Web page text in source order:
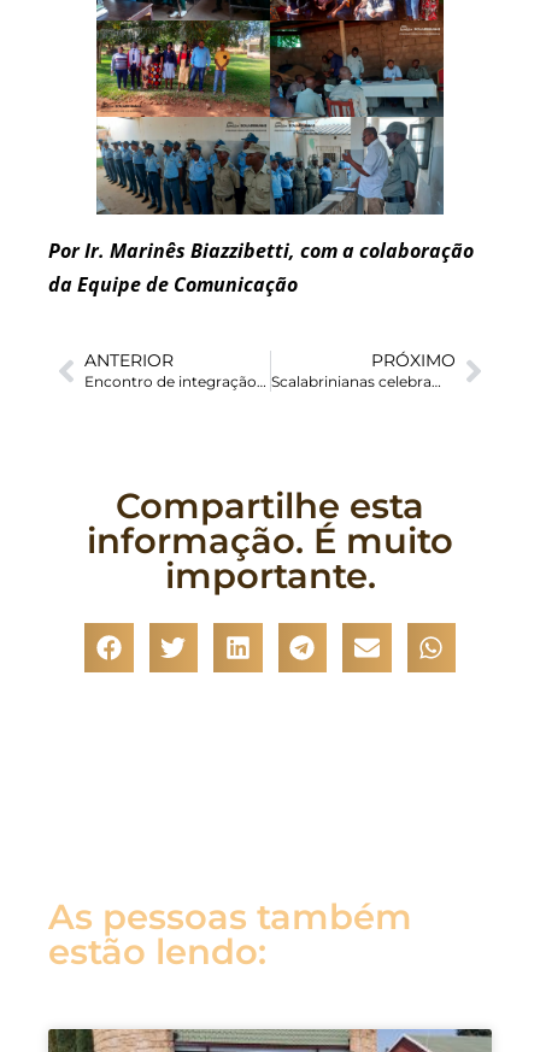
Por Ir. Marinês Biazzibetti, com a colaboração
da Equipe de Comunicação
ANTERIOR
Encontro de integração de adolescentes e jovens acontece no Centro Scalabrini, em Ressano Garcia/MZ
PRÓXIMO
Scalabrinianas celebram 103 anos da Irmã Libera Cover
Compartilhe esta
informação. É muito
importante.
As pessoas também
estão lendo: